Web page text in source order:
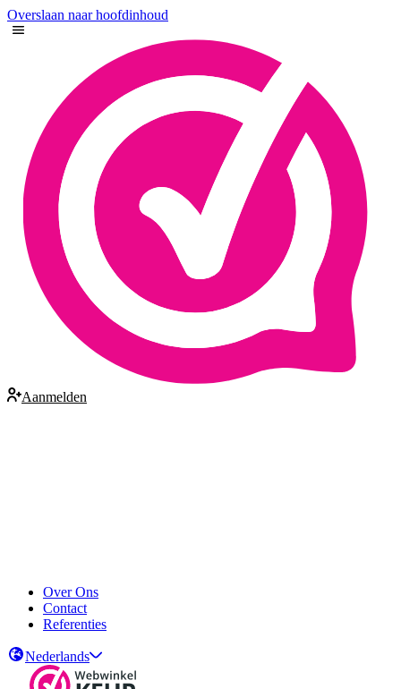
Overslaan naar hoofdinhoud
Aanmelden
Over Ons
Contact
Referenties
Nederlands